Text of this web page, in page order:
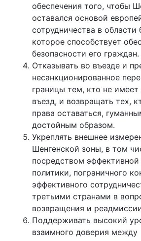
обеспечения того, чтобы
оставался основой
сотрудничества в области
которое способствует
безопасности его граждан.
Отказывать во въезде и
несанкционированное
границы тем, кто не имеет
въезд, и возвращать тех,
права оставаться,
достойным образом.
Укреплять внешнее
Шенгенской зоны, в том
посредством эффективной
политики, пограничного
эффективного
третьими странами в
возвращения и
Поддерживать высокий
взаимного доверия между